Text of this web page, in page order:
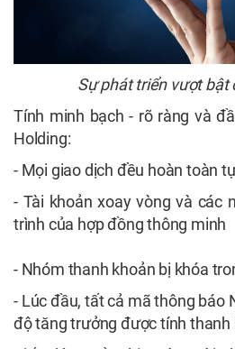
Sự phát triển vượt bật
Tính minh bạch - rõ ràng và
Holding:
- Mọi giao dịch đều hoàn toàn
- Tài khoản xoay vòng và các
trình của hợp đồng thông minh
- Nhóm thanh khoản bị khóa
- Lúc đầu, tất cả mã thông báo
độ tăng trưởng được tính thanh